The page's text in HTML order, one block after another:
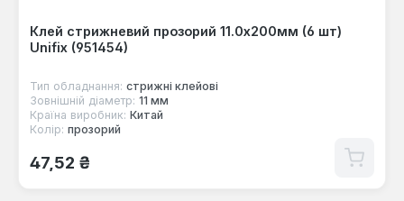
Клей стрижневий прозорий 11.0х200мм (6 шт)
Unifix (951454)
Тип обладнання: стрижні клейові
Зовнішній діаметр: 11 мм
Країна виробник: Китай
Колір: прозорий
Звичайна ціна:
47,52 ₴